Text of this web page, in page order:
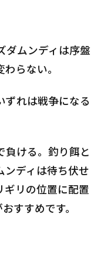
ダムンディは序盤
らない。
ずれは戦争になる
負ける。釣り餌と
ンディは待ち伏せ
ギリの位置に配置
すすめです。